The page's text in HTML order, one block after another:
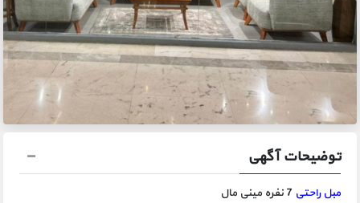
توضیحات آگهی
مبل راحتی